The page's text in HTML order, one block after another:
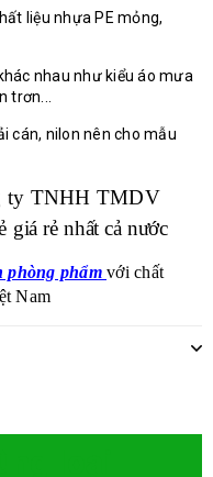
liệu nhựa PE mỏng,
nhau như kiểu áo mưa
cán, nilon nên cho mẫu
ty TNHH TMDV
giá rẻ nhất cả nước
phòng phẩm với chất
Nam